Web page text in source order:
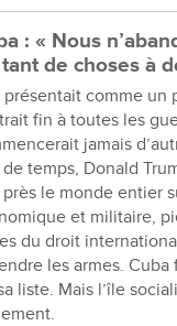
: « Nous
de choses à
présentait comme un
fin à toutes les
jamais
temps, Donald
le monde entier
et militaire,
du droit
les armes.
liste. Mais l’île